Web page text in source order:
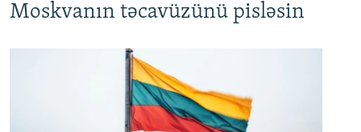
Moskvanın təcavüzünü pisləsin